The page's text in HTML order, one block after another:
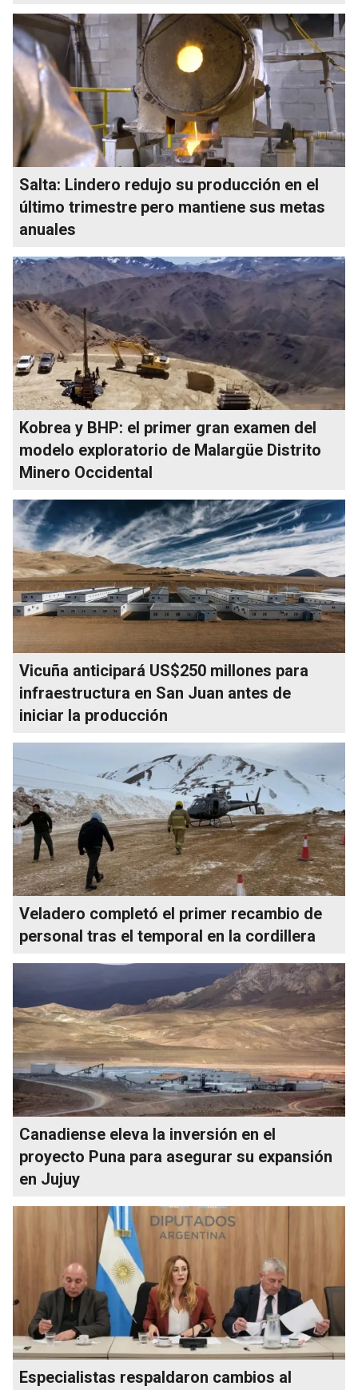
Salta: Lindero redujo su producción en el
último trimestre pero mantiene sus metas
anuales
Kobrea y BHP: el primer gran examen del
modelo exploratorio de Malargüe Distrito
Minero Occidental
Vicuña anticipará US$250 millones para
infraestructura en San Juan antes de
iniciar la producción
Veladero completó el primer recambio de
personal tras el temporal en la cordillera
Canadiense eleva la inversión en el
proyecto Puna para asegurar su expansión
en Jujuy
Especialistas respaldaron cambios al